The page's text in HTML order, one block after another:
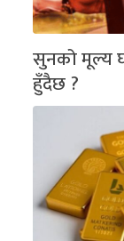
सुनको मूल्य
हुँदैछ ?